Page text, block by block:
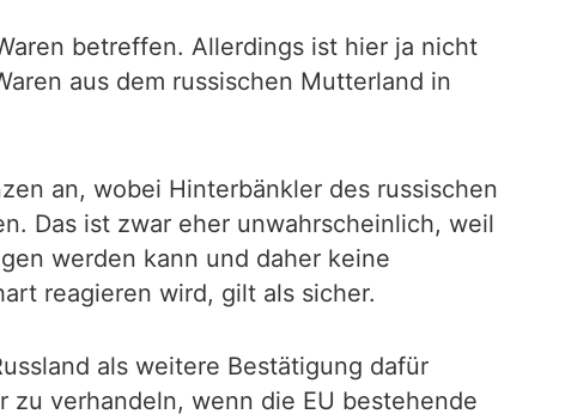
betreffen. Allerdings ist hier ja nicht
aus dem russischen Mutterland in
an, wobei Hinterbänkler des russischen
Das ist zwar eher unwahrscheinlich, weil
werden kann und daher keine
reagieren wird, gilt als sicher.
als weitere Bestätigung dafür
zu verhandeln, wenn die EU bestehende